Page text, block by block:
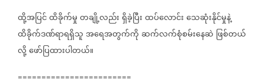
ထို့အပြင်ထိခိုက်မှုတချို့လည်းရှိခဲ့ပြီးထပ်လောင်းသေဆုံးနိုင်မှုနဲ့
ထိခိုက်ဒဏ်ရာရရှိသူအရေအတွက်ကိုဆက်လက်စုံစမ်းနေဆဲ ဖြစ်တယ်
လို့ဖော်ပြထားပါတယ်။
========================